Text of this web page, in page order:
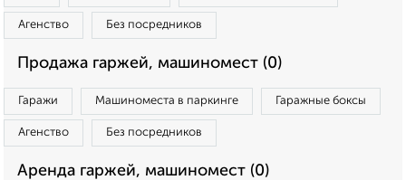
Агенство Без посредников
Продажа гаржей, машиномест (0)
Гаражи Машиноместа в паркинге Гаражные боксы
Агенство Без посредников
Аренда гаржей, машиномест (0)